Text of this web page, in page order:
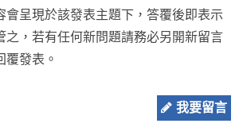
會呈現於該發表主題下，答覆後即表示
之，若有任何新問題請務必另開新留言
覆發表。
我要留言